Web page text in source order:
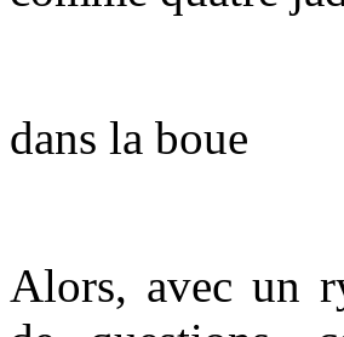
dans la boue
Alors, avec un